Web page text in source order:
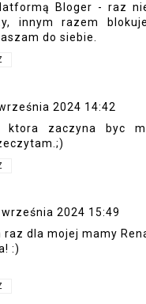
Bloger - raz
innym razem
do siebie.
2024 14:42
ktora zaczyna byc
września 2024 15:49
raz dla mojej mamy
:)